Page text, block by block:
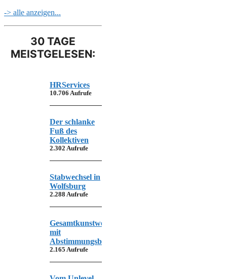
-> alle anzeigen...
30 TAGE
MEISTGELESEN:
HRServices
10.706 Aufrufe
Der schlanke
Fuß des
Kollektiven
2.302 Aufrufe
Stabwechsel in
Wolfsburg
2.288 Aufrufe
Gesamtkunstwerk
mit
Abstimmungsbedarf
2.165 Aufrufe